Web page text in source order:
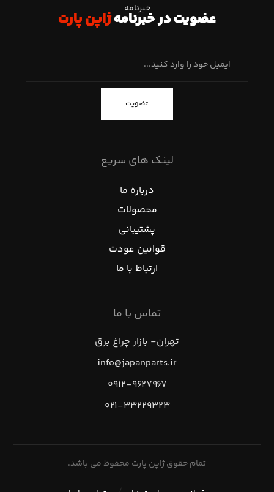
خبرنامه
عضویت در خبرنامهژاپن پارت
عضویت
لینک های سریع
درباره ما
محصولات
پشتیبانی
قوانین عودت
ارتباط با ما
تماس با ما
تهران- بازار چراغ برق
info@japanparts.ir
۰۹۱۲-۹۶۲۷۹۶۷
۰۲۱-۳۳۲۲۹۳۲۳
تمام حقوق ژاپن پارت محفوظ می باشد.